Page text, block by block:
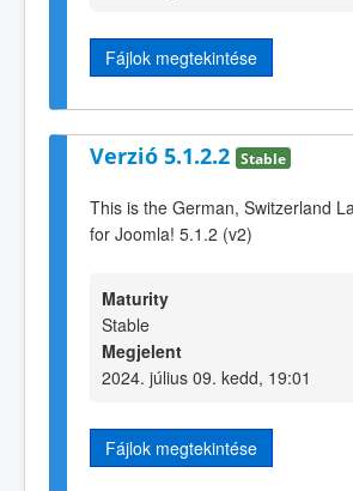
Fájlok megtekintése
Verzió 5.1.2.2 Stable
This is the German, Switzerland
for Joomla! 5.1.2 (v2)
Maturity
Stable
Megjelent
2024. július 09. kedd, 19:01
Fájlok megtekintése